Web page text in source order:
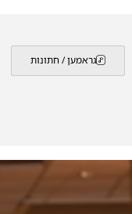
גראמען / חתונות